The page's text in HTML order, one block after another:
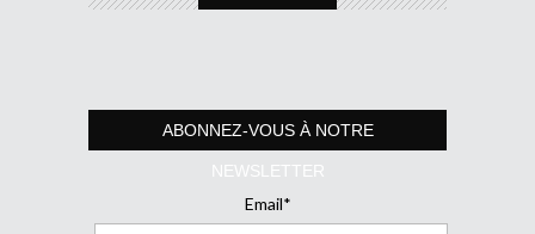
ABONNEZ-VOUS À NOTRE
NEWSLETTER
Email*